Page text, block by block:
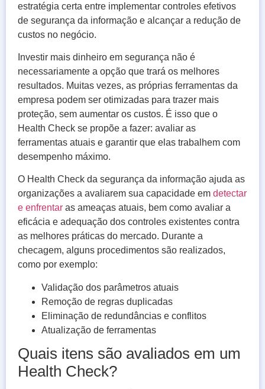
estratégia certa entre implementar controles efetivos
de segurança da informação e alcançar a redução de
custos no negócio.
Investir mais dinheiro em segurança não é
necessariamente a opção que trará os melhores
resultados. Muitas vezes, as próprias ferramentas da
empresa podem ser otimizadas para trazer mais
proteção, sem aumentar os custos. É isso que o
Health Check se propõe a fazer: avaliar as
ferramentas atuais e garantir que elas trabalhem com
desempenho máximo.
O Health Check da segurança da informação ajuda as
organizações a avaliarem sua capacidade em detectar
e enfrentar as ameaças atuais, bem como avaliar a
eficácia e adequação dos controles existentes contra
as melhores práticas do mercado. Durante a
checagem, alguns procedimentos são realizados,
como por exemplo:
Validação dos parâmetros atuais
Remoção de regras duplicadas
Eliminação de redundâncias e conflitos
Atualização de ferramentas
Quais itens são avaliados em um
Health Check?